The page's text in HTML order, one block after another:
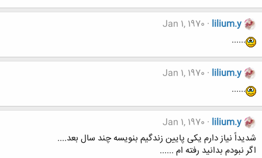
lilium.y
Jan 1, 1970
......
lilium.y
Jan 1, 1970
......
lilium.y
Jan 1, 1970
شدیداً نیاز دارم یکی پایین زندگیم بنویسه چند سال بعد....
اگر نبودم بدانید رفته ام ......